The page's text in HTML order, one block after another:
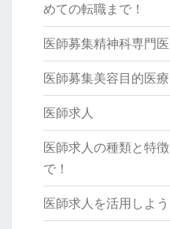
めての転職まで！
医師募集精神科専門
医師募集美容目的医療
医師求人
医師求人の種類と特
で！
医師求人を活用しよう